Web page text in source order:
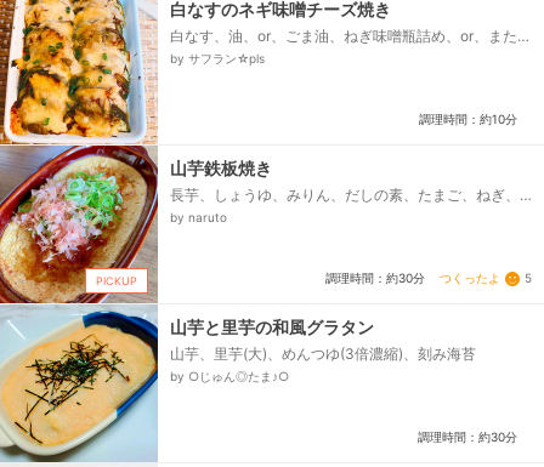
白なすのネギ味噌チーズ焼き
白なす、油、or、ごま油、ねぎ味噌瓶詰め、or、または
（・味噌、・みりん、・長ネギ、刻み）、シュレッド
by サフラン☆pls
調理時間：約10分
PICKUP
山芋鉄板焼き
長芋、しょうゆ、みりん、だしの素、たまご、ねぎ、
かつおぶし、ポン酢
by naruto
調理時間：約30分 つくったよ 5
山芋と里芋の和風グラタン
山芋、里芋(大)、めんつゆ(3倍濃縮)、刻み海苔
by ○じゅん◎たま♪○
調理時間：約30分